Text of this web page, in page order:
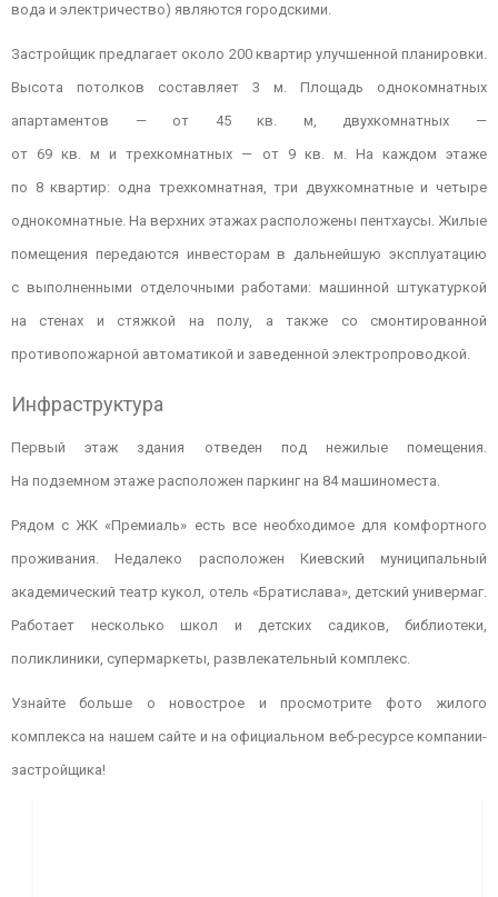
вода и электричество) являются городскими.
Застройщик предлагает около 200 квартир улучшенной планировки.
Высота потолков составляет 3 м. Площадь однокомнатных
апартаментов — от 45 кв. м, двухкомнатных —
от 69 кв. м и трехкомнатных — от 9 кв. м. На каждом этаже
по 8 квартир: одна трехкомнатная, три двухкомнатные и четыре
однокомнатные. На верхних этажах расположены пентхаусы. Жилые
помещения передаются инвесторам в дальнейшую эксплуатацию
с выполненными отделочными работами: машинной штукатуркой
на стенах и стяжкой на полу, а также со смонтированной
противопожарной автоматикой и заведенной электропроводкой.
Инфраструктура
Первый этаж здания отведен под нежилые помещения.
На подземном этаже расположен паркинг на 84 машиноместа.
Рядом с ЖК «Премиаль» есть все необходимое для комфортного
проживания. Недалеко расположен Киевский муниципальный
академический театр кукол, отель «Братислава», детский универмаг.
Работает несколько школ и детских садиков, библиотеки,
поликлиники, супермаркеты, развлекательный комплекс.
Узнайте больше о новострое и просмотрите фото жилого
комплекса на нашем сайте и на официальном веб-ресурсе компании-
застройщика!